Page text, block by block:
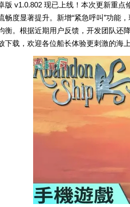
版 v1.0.802 现已上线！本次更新重
畅度显著提升。新增“紧急呼叫”功能
衡。根据近期用户反馈，开发团队还
下载，欢迎各位船长体验更刺激的海